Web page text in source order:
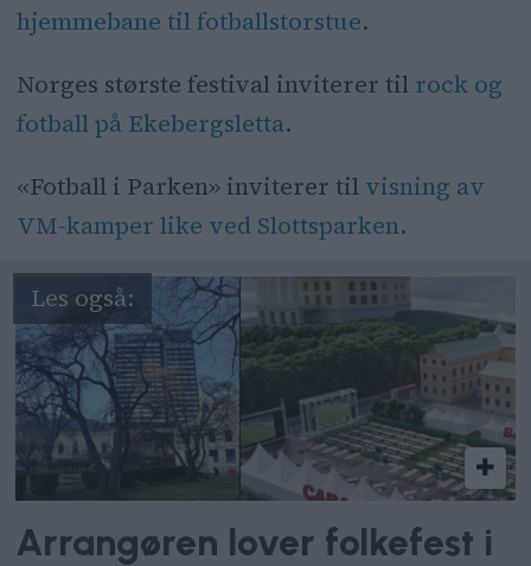
Bak satsingen står reklamebyrået
fra VM i 1998.
Arrangørene forventer tusenvis av
besøkende daglig og åpner også for
samarbeid med næringslivet.
hjemmebane til fotballstorstue.
Norges største festival inviterer til rock og
fotball på Ekebergsletta.
«Fotball i Parken»inviterer til visning av
VM-kamper like ved Slottsparken.
Arrangøren lover folkefest i